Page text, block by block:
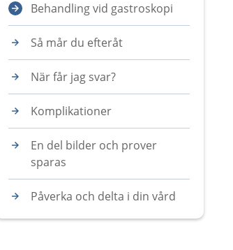
Behandling vid gastroskopi
Så mår du efteråt
När får jag svar?
Komplikationer
En del bilder och prover
sparas
Påverka och delta i din vård